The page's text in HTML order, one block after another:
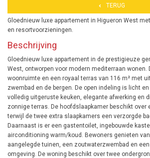
TERUG
Gloednieuw luxe appartement in Higueron West
en resortvoorzieningen.
Beschrijving
Gloednieuw luxe appartement in de prestigieuze
West, ontworpen voor modern mediterraan wonen.
woonruimte en een royaal terras van 116 m² met
zwembad en de bergen. De open indeling is licht
volledig uitgeruste keuken, elegante afwerking en
zonnige terras. De hoofdslaapkamer beschikt over
terwijl de twee extra slaapkamers een verzorgde
Daarnaast is er een gastentoilet, ingebouwde
airconditioning warm/koud. Bewoners genieten
aangelegde tuinen, een zoutwaterzwembad en
omgeving. De woning beschikt over twee